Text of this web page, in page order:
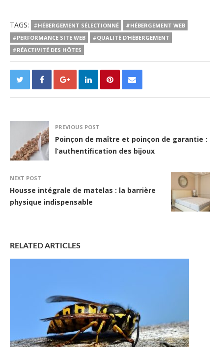
TAGS: #HÉBERGEMENT SÉLECTIONNÉ
#HÉBERGEMENT WEB
#PERFORMANCE SITE WEB
#QUALITÉ D’HÉBERGEMENT
#RÉACTIVITÉ DES HÔTES
PREVIOUS POST
Poinçon de maître et poinçon de garantie :
l’authentification des bijoux
NEXT POST
Housse intégrale de matelas : la barrière
physique indispensable
RELATED ARTICLES